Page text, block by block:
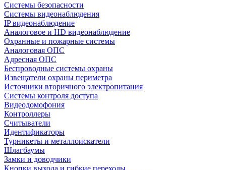
Системы безопасности
Системы видеонаблюдения
IP видеонаблюдение
Аналоговое и HD видеонаблюдение
Охранные и пожарные системы
Аналоговая ОПС
Адресная ОПС
Беспроводные системы охраны
Извещатели охраны периметра
Источники вторичного электропитания
Системы контроля доступа
Видеодомофония
Контроллеры
Считыватели
Идентификаторы
Турникеты и металлоискатели
Шлагбаумы
Замки и доводчики